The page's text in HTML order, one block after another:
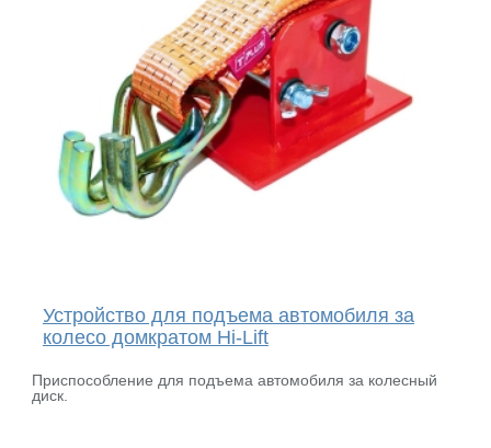
Устройство для подъема автомобиля за
колесо домкратом Hi-Lift
Приспособление для подъема автомобиля за колесный
диск.